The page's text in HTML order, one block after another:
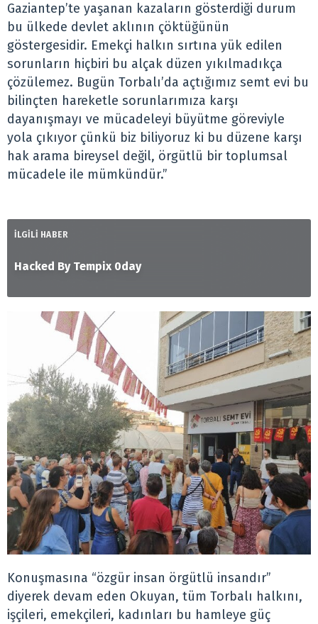
Gaziantep’te yaşanan kazaların gösterdiği durum
bu ülkede devlet aklının çöktüğünün
göstergesidir. Emekçi halkın sırtına yük edilen
sorunların hiçbiri bu alçak düzen yıkılmadıkça
çözülemez. Bugün Torbalı’da açtığımız semt evi bu
bilinçten hareketle sorunlarımıza karşı
dayanışmayı ve mücadeleyi büyütme göreviyle
yola çıkıyor çünkü biz biliyoruz ki bu düzene karşı
hak arama bireysel değil, örgütlü bir toplumsal
mücadele ile mümkündür.”
İLGİLİ HABER
Hacked By Tempix 0day
Konuşmasına “özgür insan örgütlü insandır”
diyerek devam eden Okuyan, tüm Torbalı halkını,
işçileri, emekçileri, kadınları bu hamleye güç